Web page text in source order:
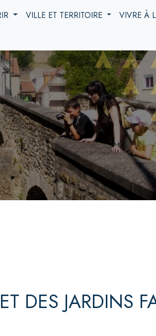
VILLE ET TERRITOIRE VIVRE À
DES JARDINS